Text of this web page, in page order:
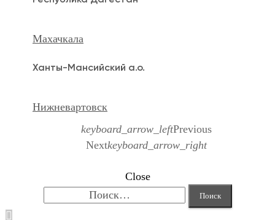
Махачкала
Ханты-Мансийский а.о.
Нижневартовск
keyboard_arrow_leftPrevious
Nextkeyboard_arrow_right
Close